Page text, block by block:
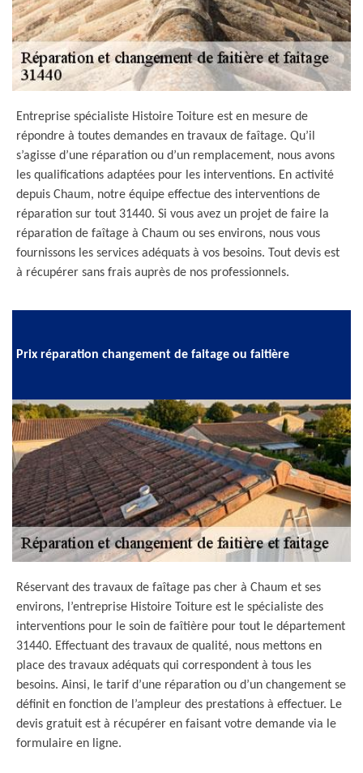
Entreprise spécialiste Histoire Toiture est en mesure de
répondre à toutes demandes en travaux de faîtage. Qu’il
s’agisse d’une réparation ou d’un remplacement, nous avons
les qualifications adaptées pour les interventions. En activité
depuis Chaum, notre équipe effectue des interventions de
réparation sur tout 31440. Si vous avez un projet de faire la
réparation de faîtage à Chaum ou ses environs, nous vous
fournissons les services adéquats à vos besoins. Tout devis est
à récupérer sans frais auprès de nos professionnels.
Prix réparation changement de faitage ou faitière
Réservant des travaux de faîtage pas cher à Chaum et ses
environs, l’entreprise Histoire Toiture est le spécialiste des
interventions pour le soin de faîtière pour tout le département
31440. Effectuant des travaux de qualité, nous mettons en
place des travaux adéquats qui correspondent à tous les
besoins. Ainsi, le tarif d’une réparation ou d’un changement se
définit en fonction de l’ampleur des prestations à effectuer. Le
devis gratuit est à récupérer en faisant votre demande via le
formulaire en ligne.